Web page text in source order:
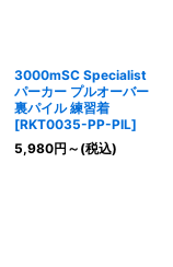
3000mSC Specialist
パーカー プルオーバー
裏パイル 練習着
[RKT0035-PP-PIL]
5,980円 ～ (税込)